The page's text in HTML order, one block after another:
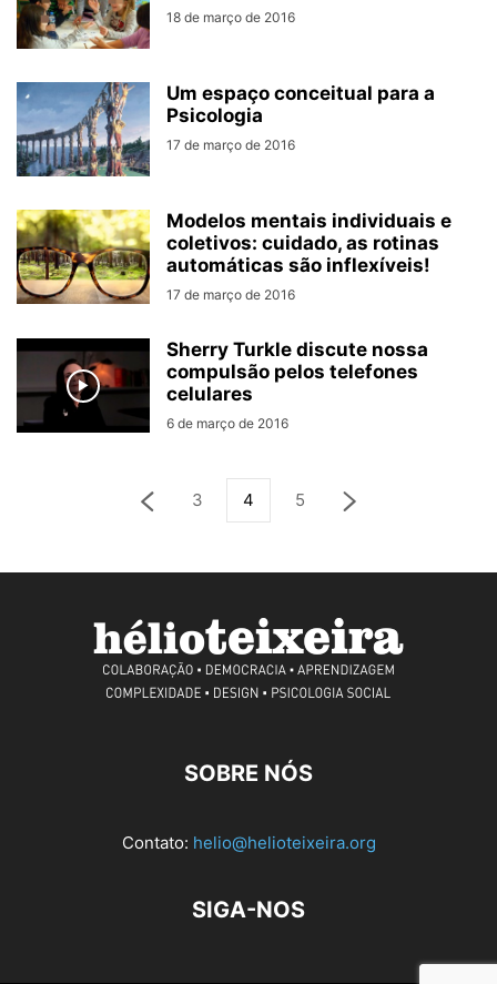
18 de março de 2016
Um espaço conceitual para a
Psicologia
17 de março de 2016
Modelos mentais individuais e
coletivos: cuidado, as rotinas
automáticas são inflexíveis!
17 de março de 2016
Sherry Turkle discute nossa
compulsão pelos telefones
celulares
6 de março de 2016
3 4 5
SOBRE NÓS
Contato: helio@helioteixeira.org
SIGA-NOS